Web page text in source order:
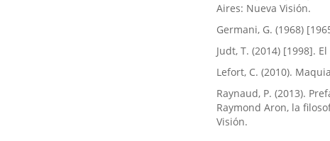
Aires: Nueva Visión.
Germani, G. (1968)
Judt, T. (2014) [1998].
Lefort, C. (2010).
Raynaud, P. (2013).
Raymond Aron, la
Visión.